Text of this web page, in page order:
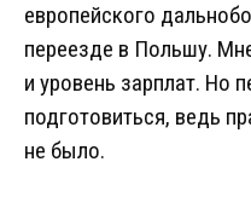
европейского
переезде в Польшу.
и уровень зарплат. Но
подготовиться, ведь
не было.